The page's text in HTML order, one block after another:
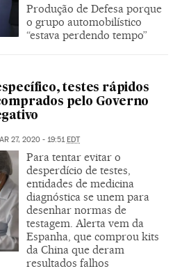
Produção de Defesa porque
o grupo automobilístico
“estava perdendo tempo”
testes rápidos
pelo Governo
27, 2020 - 19:51 EDT
Para tentar evitar o
desperdício de testes,
entidades de medicina
diagnóstica se unem para
desenhar normas de
testagem. Alerta vem da
Espanha, que comprou kits
da China que deram
resultados falhos